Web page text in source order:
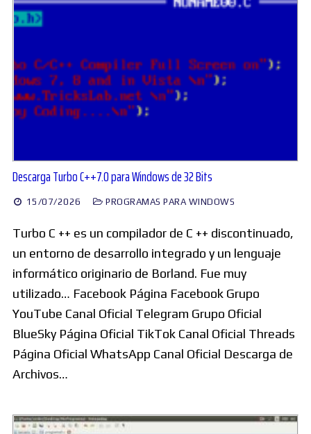
Descarga Turbo C++7.0 para Windows de 32 Bits
15/07/2026 PROGRAMAS PARA WINDOWS
Turbo C ++ es un compilador de C ++ discontinuado,
un entorno de desarrollo integrado y un lenguaje
informático originario de Borland. Fue muy
utilizado… Facebook Página Facebook Grupo
YouTube Canal Oficial Telegram Grupo Oficial
BlueSky Página Oficial TikTok Canal Oficial Threads
Página Oficial WhatsApp Canal Oficial Descarga de
Archivos…